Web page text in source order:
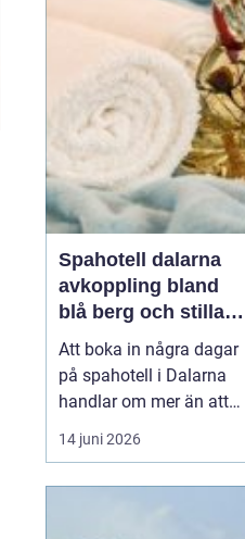
med salta bad, trånga
gränder, livlig gästhamn
och en av Sveriges mest
kända fästning...
Spahotell dalarna
avkoppling bland
blå berg och stilla
vatten
Att boka in några dagar
på spahotell i Dalarna
handlar om mer än att
bada varmt och få
massage.
14 juni 2026